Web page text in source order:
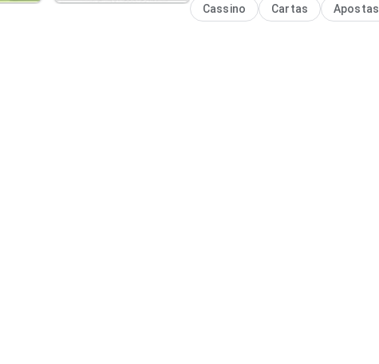
Cassino Cartas Apostas